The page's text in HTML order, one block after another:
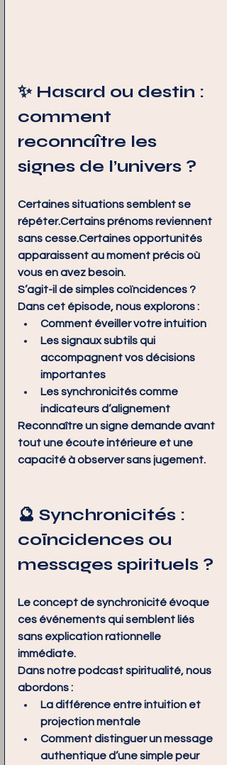
✨ Hasard ou destin :
comment
reconnaître les
signes de l’univers ?
Certaines situations semblent se
répéter.Certains prénoms reviennent
sans cesse.Certaines opportunités
apparaissent au moment précis où
vous en avez besoin.
S’agit-il de simples coïncidences ?
Dans cet épisode, nous explorons :
Comment éveiller votre intuition
Les signaux subtils qui
accompagnent vos décisions
importantes
Les synchronicités comme
indicateurs d’alignement
Reconnaître un signe demande avant
tout une écoute intérieure et une
capacité à observer sans jugement.
🔮 Synchronicités :
coïncidences ou
messages spirituels ?
Le concept de synchronicité évoque
ces événements qui semblent liés
sans explication rationnelle
immédiate.
Dans notre podcast spiritualité, nous
abordons :
La différence entre intuition et
projection mentale
Comment distinguer un message
authentique d’une simple peur